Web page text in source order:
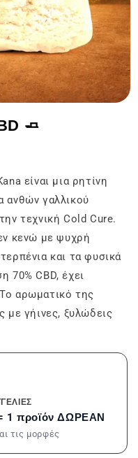
🧈
είναι μια ρητίνη
ανθών γαλλικού
τεχνική Cold Cure.
κενώ με ψυχρή
και τα φυσικά
70% CBD, έχει
αρωματικό της
με γήινες, ξυλώδεις
1 προϊόν ΔΩΡΕΑΝ
τις μορφές